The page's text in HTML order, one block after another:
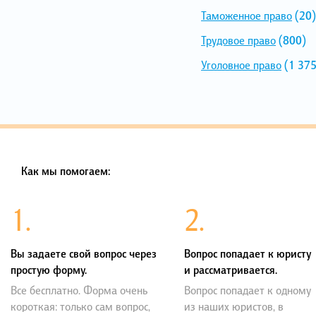
Таможенное право(20)
Трудовое право(800)
Уголовное право(1
Как мы помогаем:
1.
Вы задаете свой вопрос через
простую форму.
Все бесплатно. Форма очень
короткая: только сам вопрос,
2.
Вопрос попадает к юристу
и рассматривается.
Вопрос попадает к одному
из наших юристов, в